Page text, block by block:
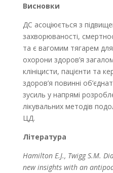
Висновки
ДС асоціюється з
захворюваності,
та є вагомим тягарем для
охорони здоров’я
клініцисти, пацієнти та
здоров’я повинні
зусиль у напрямі
лікувальних методів
ЦД.
Література
Hamilton E.J., Twigg S.M.
new insights with an